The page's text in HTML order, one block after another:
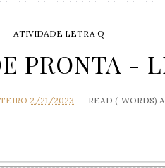
ATIVIDADE LETRA Q
PRONTA -
2/21/2023 READ ( WORDS)